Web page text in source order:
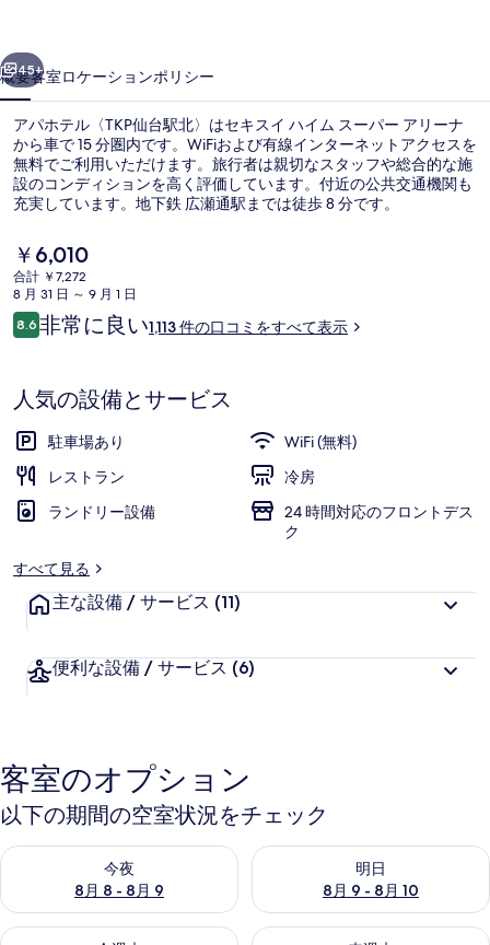
台
駅
北〉
の
写
真
ギ
ャ
ラ
リ
ー
次へ
45+
概要客室ロケーションポリシー
アパホテル〈TKP仙台駅北〉はセキスイ ハイム スーパー アリーナ
から車で 15 分圏内です。WiFiおよび有線インターネットアクセスを
無料でご利用いただけます。旅行者は親切なスタッフや総合的な施
設のコンディションを高く評価しています。付近の公共交通機関も
充実しています。地下鉄 広瀬通駅までは徒歩 8 分です。
現
在
の
料
金
で
す
￥6,010
合計 ￥7,272
8 月 31 日 ～ 9 月 1 日
口
コ
8.610段階中8.6
非常に良い1,113 件の口コミをすべて表示
人気の設備とサービス
駐車場あり
WiFi (無料)
レストラン
冷房
ランドリー設備
24 時間対応のフロントデス
ク
すべて見る
主な設備 / サービス (11)
便利な設備 / サービス (6)
客室のオプション
以下の期間の空室状況をチェック
今夜
8月 8 - 8月 9
今夜 8月 8 - 8月 9 の空室状況をチェック
明日
8月 9 - 8月 10
明日 8月 9 - 8月 10 の空室状
今週末 8月 14 - 8月 16 の空室状況をチェック来週末 8月 21 - 8月 23 の空室